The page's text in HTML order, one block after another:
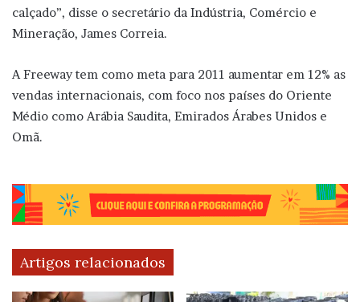
calçado”, disse o secretário da Indústria, Comércio e
Mineração, James Correia.
A Freeway tem como meta para 2011 aumentar em 12% as
vendas internacionais, com foco nos países do Oriente
Médio como Arábia Saudita, Emirados Árabes Unidos e
Omã.
Artigos relacionados